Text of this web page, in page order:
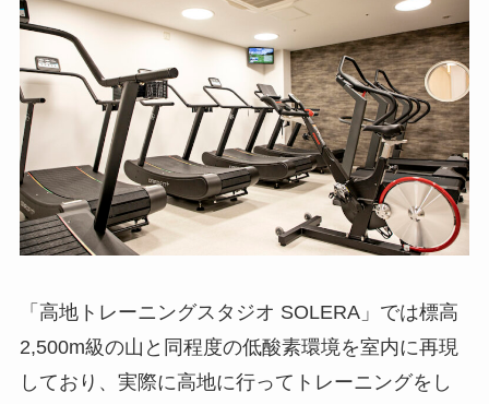
「高地トレーニングスタジオ SOLERA」では標高
2,500m級の山と同程度の低酸素環境を室内に再現
しており、実際に高地に行ってトレーニングをし